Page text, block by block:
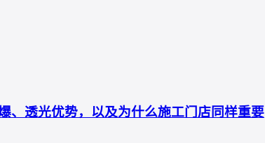
、透光优势，以及为什么施工门店同样重要